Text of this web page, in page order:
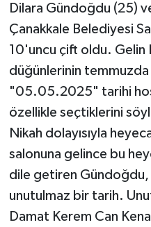
Dilara Gündoğdu (25)
Çanakkale Belediyesi
10'uncu çift oldu. Gelin
düğünlerinin temmuzda
"05.05.2025" tarihi
özellikle seçtiklerini
Nikah dolayısıyla
salonuna gelince bu
dile getiren
unutulmaz bir tarih.
Damat Kerem Can
Ulusal
Yaşam